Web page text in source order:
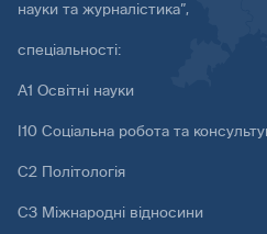
науки та журналістика”,
спеціальності:
А1 Освітні науки
І10 Соціальна робота та
С2 Політологія
С3 Міжнародні відносини